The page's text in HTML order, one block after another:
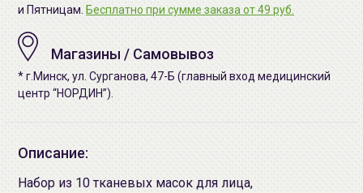
и Пятницам. Бесплатно при сумме заказа от 49 руб.
Магазины / Самовывоз
* г.Минск, ул. Сурганова, 47-Б (главный вход медицинский
центр “НОРДИН”).
Описание:
Набор из 10 тканевых масок для лица,